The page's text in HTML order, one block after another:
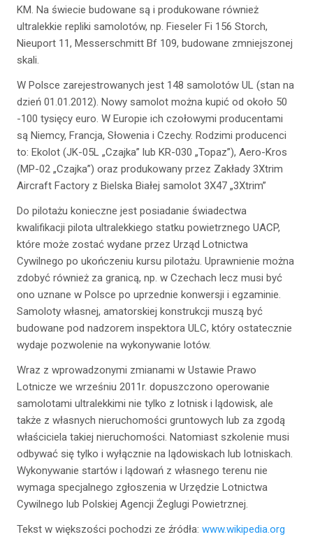
KM. Na świecie budowane są i produkowane również
ultralekkie repliki samolotów, np. Fieseler Fi 156 Storch,
Nieuport 11, Messerschmitt Bf 109, budowane zmniejszonej
skali.
W Polsce zarejestrowanych jest 148 samolotów UL (stan na
dzień 01.01.2012). Nowy samolot można kupić od około 50
-100 tysięcy euro. W Europie ich czołowymi producentami
są Niemcy, Francja, Słowenia i Czechy. Rodzimi producenci
to: Ekolot (JK-05L „Czajka” lub KR-030 „Topaz”), Aero-Kros
(MP-02 „Czajka”) oraz produkowany przez Zakłady 3Xtrim
Aircraft Factory z Bielska Białej samolot 3X47 „3Xtrim”
Do pilotażu konieczne jest posiadanie świadectwa
kwalifikacji pilota ultralekkiego statku powietrznego UACP,
które może zostać wydane przez Urząd Lotnictwa
Cywilnego po ukończeniu kursu pilotażu. Uprawnienie można
zdobyć również za granicą, np. w Czechach lecz musi być
ono uznane w Polsce po uprzednie konwersji i egzaminie.
Samoloty własnej, amatorskiej konstrukcji muszą być
budowane pod nadzorem inspektora ULC, który ostatecznie
wydaje pozwolenie na wykonywanie lotów.
Wraz z wprowadzonymi zmianami w Ustawie Prawo
Lotnicze we wrześniu 2011r. dopuszczono operowanie
samolotami ultralekkimi nie tylko z lotnisk i lądowisk, ale
także z własnych nieruchomości gruntowych lub za zgodą
właściciela takiej nieruchomości. Natomiast szkolenie musi
odbywać się tylko i wyłącznie na lądowiskach lub lotniskach.
Wykonywanie startów i lądowań z własnego terenu nie
wymaga specjalnego zgłoszenia w Urzędzie Lotnictwa
Cywilnego lub Polskiej Agencji Żeglugi Powietrznej.
Tekst w większości pochodzi ze źródła: www.wikipedia.org